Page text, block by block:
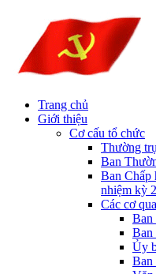
Trang chủ
Giới thiệu
Cơ cấu tổ chức
Thường
Ban
Ban Chấp
nhiệm kỳ
Các cơ
Ban
Ban
Ủy
Ban